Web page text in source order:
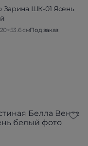
Зарина ШК-01 Ясень
смПод заказ